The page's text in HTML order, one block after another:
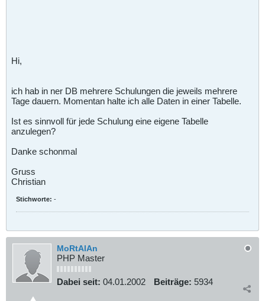
Hi,
ich hab in ner DB mehrere Schulungen die jeweils mehrere
Tage dauern. Momentan halte ich alle Daten in einer Tabelle.
Ist es sinnvoll für jede Schulung eine eigene Tabelle
anzulegen?
Danke schonmal
Gruss
Christian
Stichworte: -
MoRtAlAn
PHP Master
Dabei seit: 04.01.2002 Beiträge: 5934